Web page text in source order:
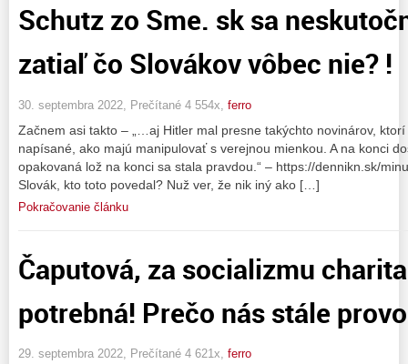
Schutz zo Sme. sk sa
zatiaľ čo Slovákov vôbec nie? !
30. septembra 2022, Prečítané 4 554x, ferro
Začnem asi takto – „…aj Hitler mal presne takýchto novinárov,
napísané, ako majú manipulovať s verejnou mienkou. A na konci
opakovaná lož na konci sa stala pravdou.“ – https://dennikn.sk/
Slovák, kto toto povedal? Nuž ver, že nik iný ako […]
Pokračovanie článku
Čaputová, za socializmu
potrebná! Prečo nás stále
29. septembra 2022, Prečítané 4 621x, ferro